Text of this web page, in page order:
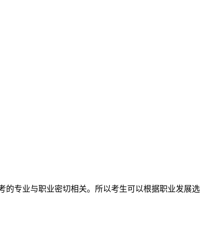
的专业与职业密切相关。所以考生可以根据职业发展选